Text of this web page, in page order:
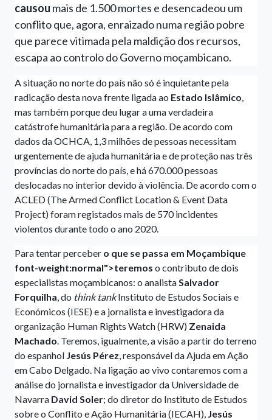
causou mais de 1.500 mortes e desencadeou um
conflito que, agora, enraizado numa região pobre
que parece vitimada pela maldição dos recursos,
escapa ao controlo do Governo moçambicano.
A situação no norte do país não só é inquietante pela
radicação desta nova frente ligada ao Estado Islâmico
mas também porque deu lugar a uma verdadeira
catástrofe humanitária para a região. De acordo com
dados da OCHCA, 1,3 milhões de pessoas necessitam
urgentemente de ajuda humanitária e de proteção nas três
províncias do norte do país, e há 670.000 pessoas
deslocadas no interior devido à violência. De acordo com o
ACLED (The Armed Conflict Location & Event Data
Project) foram registados mais de 570 incidentes
violentos durante todo o ano 2020.
Para tentar perceber o que se passa em Moçambique
font-weight:normal">teremos o contributo de dois
especialistas moçambicanos: o analista Salvador
Forquilha , do think tankInstituto de Estudos Sociais e
Económicos (IESE) e a jornalista e investigadora da
organização Human Rights Watch (HRW) Zenaida
Machado . Teremos, igualmente, a visão a partir do terreno
do espanhol Jesús Pérez , responsável da Ajuda em Ação
em Cabo Delgado. Na ligação ao vivo contaremos com a
análise do jornalista e investigador da Universidade de
Navarra David Soler; do diretor do Instituto de Estudos
sobre o Conflito e Ação Humanitária (IECAH), Jesús